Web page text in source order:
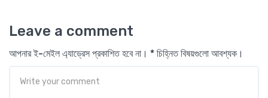
Leave a comment
আপনার ই-মেইল এ্যাড্রেস প্রকাশিত হবে না। * চিহ্নিত বিষয়গুলো আবশ্যক।